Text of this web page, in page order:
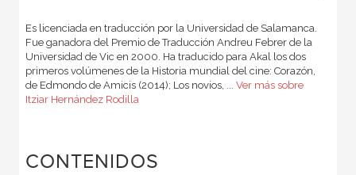
Es licenciada en traducción por la Universidad de Salamanca.
Fue ganadora del Premio de Traducción Andreu Febrer de la
Universidad de Vic en 2000. Ha traducido para Akal los dos
primeros volúmenes de la Historia mundial del cine: Corazón,
de Edmondo de Amicis (2014); Los novios, ... Ver más sobre
Itziar Hernández Rodilla
CONTENIDOS